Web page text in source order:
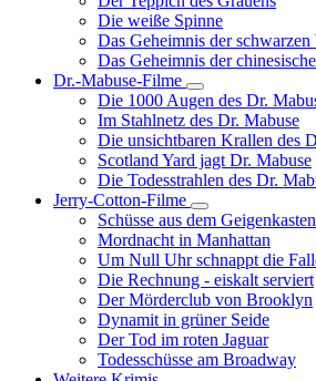
von
Weinert-
Wilton-
Filme
Die weiße Spinne
Das Geheimnis der
Das Geheimnis der
Dr.-Mabuse-Filme
Unternavigation
von
Dr.-
Mabuse-
Filme
Die 1000 Augen des Dr.
Im Stahlnetz des Dr. Mabuse
Die unsichtbaren Krallen des
Scotland Yard jagt Dr. Mabuse
Die Todesstrahlen des Dr.
Jerry-Cotton-Filme
Unternavigation
von
Jerry-
Cotton-
Filme
Schüsse aus dem Geigenkasten
Mordnacht in Manhattan
Um Null Uhr schnappt die
Die Rechnung - eiskalt serviert
Der Mörderclub von Brooklyn
Dynamit in grüner Seide
Der Tod im roten Jaguar
Todesschüsse am Broadway